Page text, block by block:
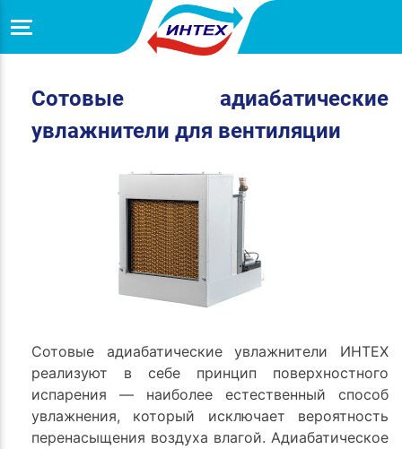
Сотовые адиабатические
увлажнители для вентиляции
Сотовые адиабатические увлажнители ИНТЕХ
реализуют в себе принцип поверхностного
испарения — наиболее естественный способ
увлажнения, который исключает вероятность
перенасыщения воздуха влагой. Адиабатическое